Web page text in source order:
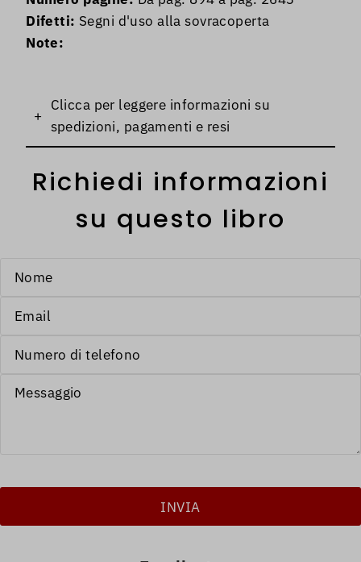
Difetti: Segni d'uso alla sovracoperta
Note:
+
Clicca per leggere informazioni su
spedizioni, pagamenti e resi
Richiedi informazioni
su questo libro